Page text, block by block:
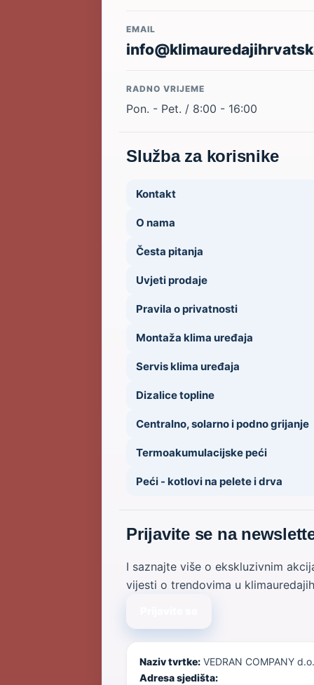
EMAIL
RADNO VRIJEME
Pon. - Pet. / 8:00 - 16:00
Služba za korisnike
Kontakt
O nama
Česta pitanja
Uvjeti prodaje
Pravila o privatnosti
Montaža klima uređaja
Servis klima uređaja
Dizalice topline
Centralno, solarno i podno grijanje
Termoakumulacijske peći
Peći - kotlovi na pelete i drva
Prijavite se na
I saznajte više o ekskluzivnim
vijesti o trendovima u
Naziv tvrtke: VEDRAN COMPANY
Adresa sjedišta: